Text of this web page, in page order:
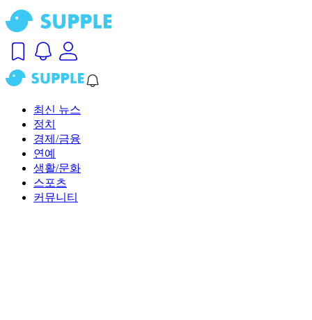
최신 뉴스
정치
경제/금융
연예
생활/문화
스포츠
커뮤니티